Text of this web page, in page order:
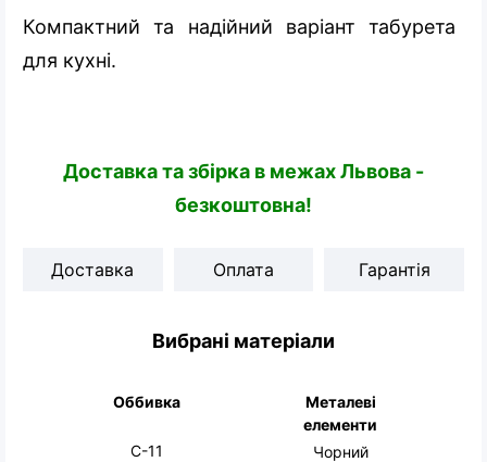
Компактний та надійний варіант табурета
для кухні.
Доставка та збірка в межах Львова -
безкоштовна!
Доставка Оплата Гарантія
Вибрані матеріали
Оббивка
С-11
Металеві
елементи
Чорний